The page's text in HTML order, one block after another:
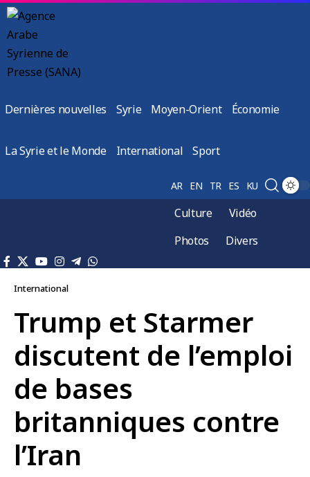
Dernières nouvelles Syrie Moyen-Orient Économie
La Syrie et le Monde International Sport
AR EN TR ES KU
Culture
Vidéo
Photos
Divers
International
Trump et Starmer
discutent de l’emploi
de bases
britanniques contre
l’Iran